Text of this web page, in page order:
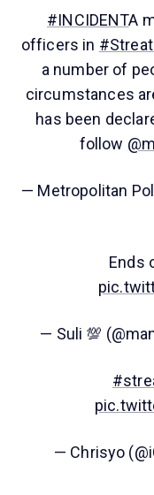
#INCIDENTA
officers in
a number of
circumstances
has been
follow
— Metropolitan
Ends
— Suli 💯
— Chrisyo